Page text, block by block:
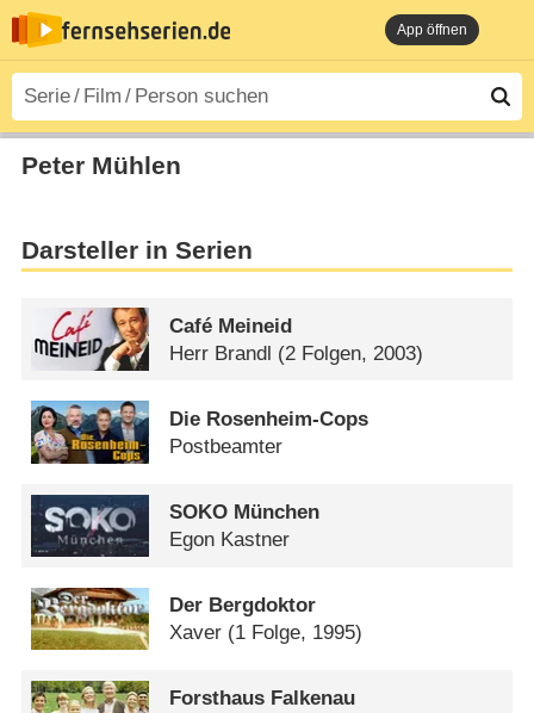
App öffnen
Peter Mühlen
Darsteller in Serien
Café Meineid
Herr Brandl (2 Folgen, 2003)
Die Rosenheim-Cops
Postbeamter
SOKO München
Egon Kastner
Der Bergdoktor
Xaver (1 Folge, 1995)
Forsthaus Falkenau